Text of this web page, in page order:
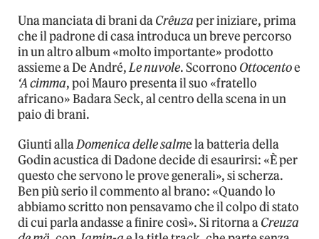
Una manciata di brani daCrêuzaper iniziare, prima
che il padrone di casa introduca un breve percorso
in un altro album «molto importante» prodotto
assieme a De André,Le nuvole. Scorrono Ottocentoe
‘A cimma, poi Mauro presenta il suo «fratello
africano» Badara Seck, al centro della scena in un
paio di brani.
Giunti allaDomenica delle salme la batteria della
Godin acustica di Dadone decide di esaurirsi: «È per
questo che servono le prove generali», si scherza.
Ben più serio il commento al brano: «Quando lo
abbiamo scritto non pensavamo che il colpo di stato
di cui parla andasse a finire così». Si ritorna aCreuza